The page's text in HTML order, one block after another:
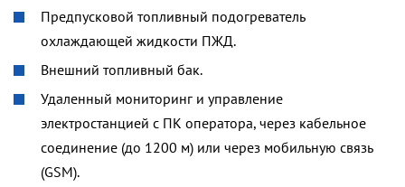
Предпусковой топливный подогреватель
охлаждающей жидкости ПЖД.
Внешний топливный бак.
Удаленный мониторинг и управление
электростанцией с ПК оператора, через кабельное
соединение (до 1200 м) или через мобильную связь
(GSM).